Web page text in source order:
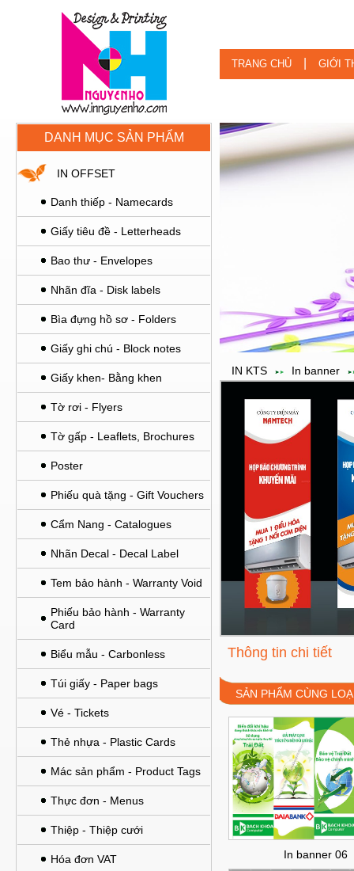
TRANG CHỦ GIỚI
DANH MỤC SẢN PHẨM
IN OFFSET
Danh thiếp - Namecards
Giấy tiêu đề - Letterheads
Bao thư - Envelopes
Nhãn đĩa - Disk labels
Bìa đựng hồ sơ - Folders
Giấy ghi chú - Block notes
Giấy khen- Bằng khen
Tờ rơi - Flyers
Tờ gấp - Leaflets, Brochures
Poster
Phiếu quà tặng - Gift Vouchers
Cẩm Nang - Catalogues
Nhãn Decal - Decal Label
Tem bảo hành - Warranty Void
Phiếu bảo hành - Warranty
Card
Biểu mẫu - Carbonless
Túi giấy - Paper bags
Vé - Tickets
Thẻ nhựa - Plastic Cards
Mác sản phẩm - Product Tags
Thực đơn - Menus
Thiệp - Thiệp cưới
Hóa đơn VAT
IN KTS In banner
Thông tin chi tiết
SẢN PHẨM CÙNG
In banner 06